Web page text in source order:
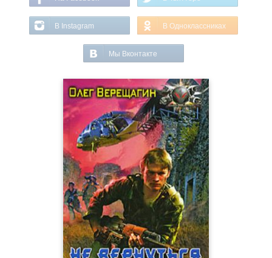
В Instagram В Одноклассниках
Мы Вконтакте